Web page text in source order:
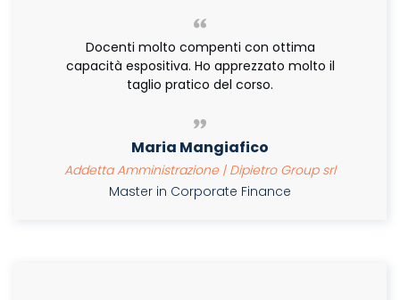
Docenti molto compenti con ottima
capacità espositiva. Ho apprezzato molto il
taglio pratico del corso.
Maria Mangiafico
Addetta Amministrazione | Dipietro Group srl
Master in Corporate Finance